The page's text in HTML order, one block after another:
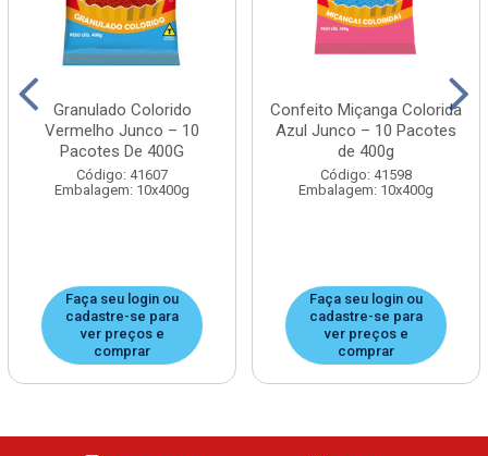
Granulado Colorido
Vermelho Junco – 10
Pacotes De 400G
Código: 41607
Embalagem: 10x400g
Faça seu login ou
cadastre-se para
ver preços e
comprar
Confeito Miçanga Colorida
Azul Junco – 10 Pacotes
de 400g
Código: 41598
Embalagem: 10x400g
Faça seu login ou
cadastre-se para
ver preços e
comprar